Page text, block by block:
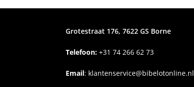
Grotestraat 176, 7622 GS Borne
Telefoon: +3174 266 62 73
Email: klantenservice@bibelotonline.nl